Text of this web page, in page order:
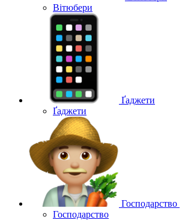
Вітюбери
Ґаджети
Ґаджети
Господарство
Господарство